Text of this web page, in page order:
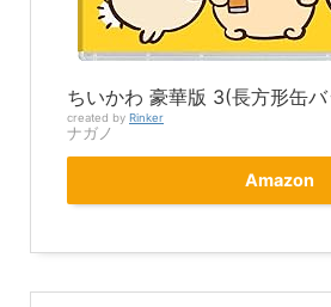
ちいかわ 豪華版 3(長方形缶
created by Rinker
ナガノ
Amazon